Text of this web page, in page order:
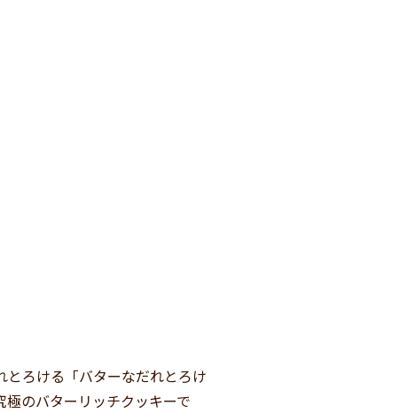
ろける「バターなだれとろけ
のバターリッチクッキーで